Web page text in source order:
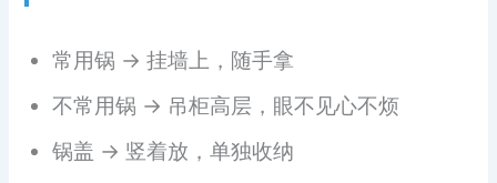
常用锅 → 挂墙上，随手拿
不常用锅 → 吊柜高层，眼不见心不烦
锅盖 → 竖着放，单独收纳